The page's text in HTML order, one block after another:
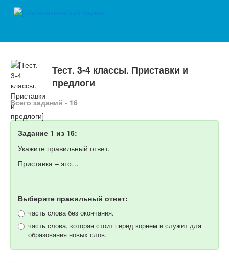
Тест. 3-4 классы. Приставки и
предлоги
Всего заданий - 16
Задание 1 из 16:
Укажите правильный ответ.
Приставка – это…
Выберите правильный ответ:
часть слова без окончания.
часть слова, которая стоит перед корнем и служит для
образования новых слов.